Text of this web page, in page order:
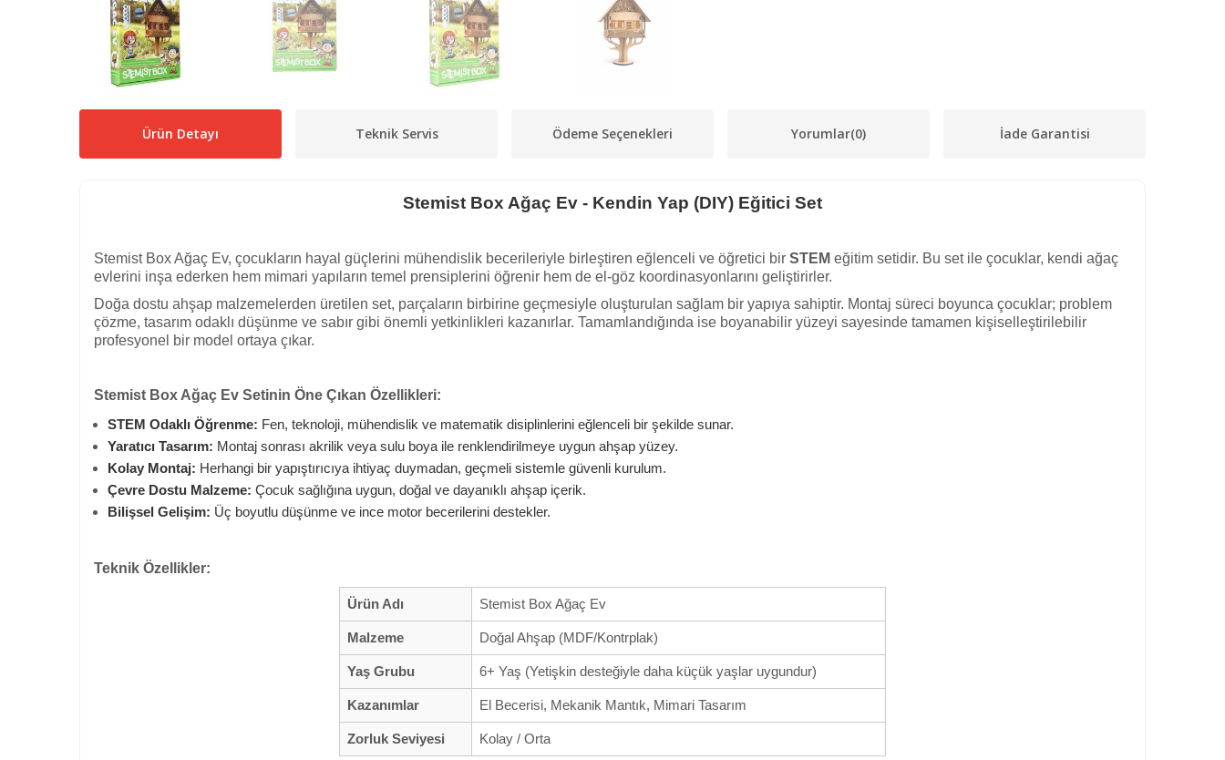
Ürün Detayı Teknik Servis Ödeme Seçenekleri Yorumlar(0) İade Garantisi
Stemist Box Ağaç Ev - Kendin Yap (DIY) Eğitici Set
Stemist Box Ağaç Ev, çocukların hayal güçlerini mühendislik becerileriyle birleştiren eğlenceli ve öğretici bir STEM eğitim setidir. Bu set ile çocuklar, kendi ağaç
evlerini inşa ederken hem mimari yapıların temel prensiplerini öğrenir hem de el-göz koordinasyonlarını geliştirirler.
Doğa dostu ahşap malzemelerden üretilen set, parçaların birbirine geçmesiyle oluşturulan sağlam bir yapıya sahiptir. Montaj süreci boyunca çocuklar; problem
çözme, tasarım odaklı düşünme ve sabır gibi önemli yetkinlikleri kazanırlar. Tamamlandığında ise boyanabilir yüzeyi sayesinde tamamen kişiselleştirilebilir
profesyonel bir model ortaya çıkar.
Stemist Box Ağaç Ev Setinin Öne Çıkan Özellikleri:
STEM Odaklı Öğrenme: Fen, teknoloji, mühendislik ve matematik disiplinlerini eğlenceli bir şekilde sunar.
Yaratıcı Tasarım: Montaj sonrası akrilik veya sulu boya ile renklendirilmeye uygun ahşap yüzey.
Kolay Montaj: Herhangi bir yapıştırıcıya ihtiyaç duymadan, geçmeli sistemle güvenli kurulum.
Çevre Dostu Malzeme: Çocuk sağlığına uygun, doğal ve dayanıklı ahşap içerik.
Bilişsel Gelişim: Üç boyutlu düşünme ve ince motor becerilerini destekler.
Teknik Özellikler:
Ürün Adı Stemist Box Ağaç Ev
Malzeme Doğal Ahşap (MDF/Kontrplak)
Yaş Grubu 6+ Yaş (Yetişkin desteğiyle daha küçük yaşlar uygundur)
Kazanımlar El Becerisi, Mekanik Mantık, Mimari Tasarım
Zorluk Seviyesi Kolay / Orta